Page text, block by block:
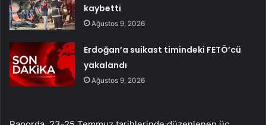
kaybetti
Ağustos 9, 2026
Erdoğan’a suikast timindeki FETÖ’cü
yakalandı
Ağustos 9, 2026